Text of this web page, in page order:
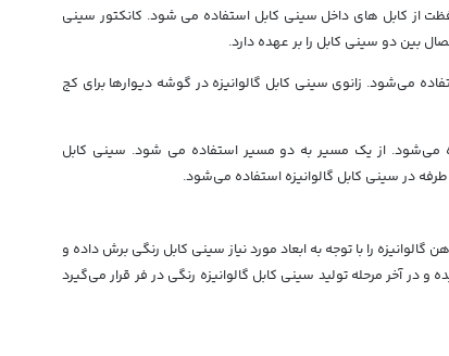
از کابل های داخل سینی کابل استفاده می شود. کانکتور سینی
بین دو سینی کابل را بر عهده دارد.
می‌شود. زانوی سینی کابل گالوانیزه در گوشه دیوارها برای کج
می‌شود. از یک مسیر به دو مسیر استفاده می شود. سینی کابل
را با توجه به ابعاد مورد نیاز سینی کابل رنگی برش داده و
آخر مرحله تولید سینی کابل گالوانیزه رنگی در فر قرار می‌گیرد